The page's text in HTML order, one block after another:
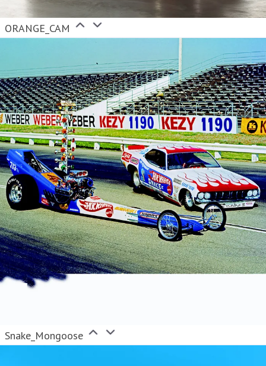
ORANGE_CAM
Snake_Mongoose